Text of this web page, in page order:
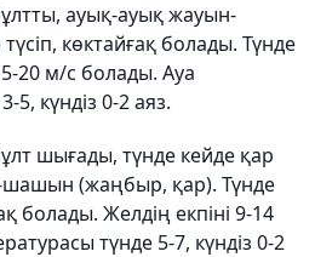
ауық-ауық жауын-
көктайғақ болады. Түнде
20 м/с болады. Ауа
5, күндіз 0-2 аяз.
шығады, түнде кейде қар
шашын (жаңбыр, қар). Түнде
болады. Желдің екпіні 9-14
түнде 5-7, күндіз 0-2